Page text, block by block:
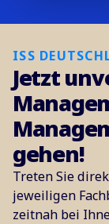
ISS
Jetzt
gehen!
Treten Sie
jeweiligen
zeitnah bei